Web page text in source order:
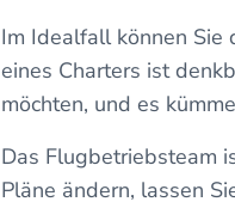
Im Idealfall können Sie
eines Charters ist
möchten, und es
Das Flugbetriebsteam
Pläne ändern, lassen